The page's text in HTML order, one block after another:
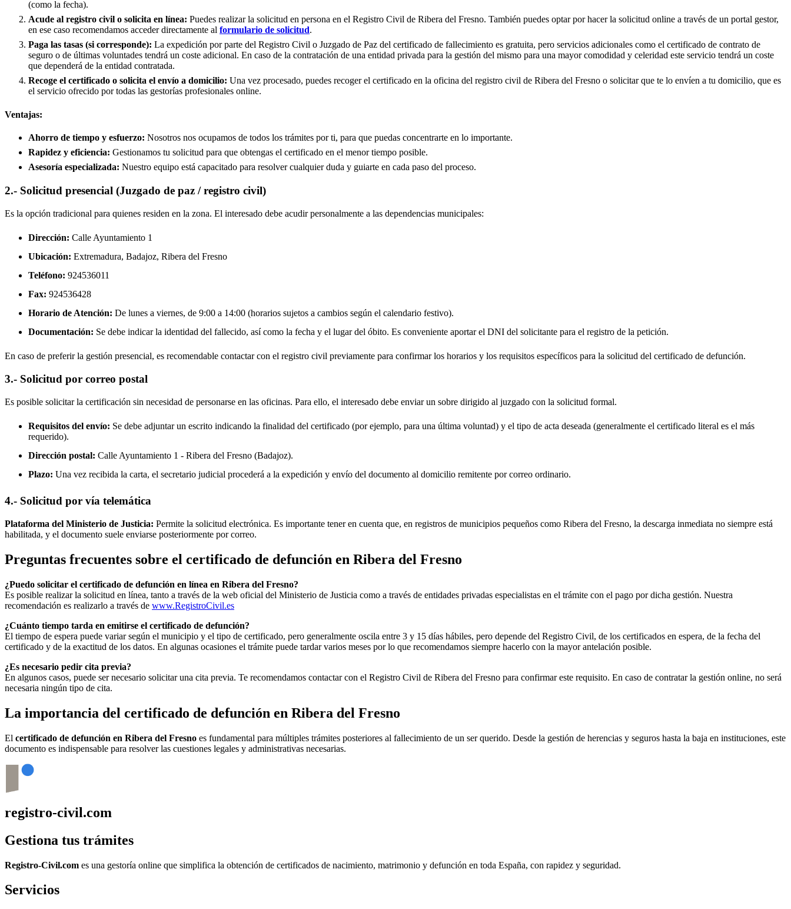
(como la fecha).
Acude al registro civil o solicita en línea: Puedes realizar la solicitud en persona en el Registro Civil de Ribera del Fresno. También puedes optar por hacer la solicitud online a través de un portal gestor,
en ese caso recomendamos acceder directamente al formulario de solicitud.
Paga las tasas (si corresponde): La expedición por parte del Registro Civil o Juzgado de Paz del certificado de fallecimiento es gratuita, pero servicios adicionales como el certificado de contrato de
seguro o de últimas voluntades tendrá un coste adicional. En caso de la contratación de una entidad privada para la gestión del mismo para una mayor comodidad y celeridad este servicio tendrá un coste
que dependerá de la entidad contratada.
Recoge el certificado o solicita el envío a domicilio: Una vez procesado, puedes recoger el certificado en la oficina del registro civil de Ribera del Fresno o solicitar que te lo envíen a tu domicilio, que es
el servicio ofrecido por todas las gestorías profesionales online.
Ventajas:
Ahorro de tiempo y esfuerzo: Nosotros nos ocupamos de todos los trámites por ti, para que puedas concentrarte en lo importante.
Rapidez y eficiencia: Gestionamos tu solicitud para que obtengas el certificado en el menor tiempo posible.
Asesoría especializada: Nuestro equipo está capacitado para resolver cualquier duda y guiarte en cada paso del proceso.
2.- Solicitud presencial (Juzgado de paz / registro civil)
Es la opción tradicional para quienes residen en la zona. El interesado debe acudir personalmente a las dependencias municipales:
Dirección: Calle Ayuntamiento 1
Ubicación: Extremadura, Badajoz, Ribera del Fresno
Teléfono: 924536011
Fax: 924536428
Horario de Atención: De lunes a viernes, de 9:00 a 14:00 (horarios sujetos a cambios según el calendario festivo).
Documentación: Se debe indicar la identidad del fallecido, así como la fecha y el lugar del óbito. Es conveniente aportar el DNI del solicitante para el registro de la petición.
En caso de preferir la gestión presencial, es recomendable contactar con el registro civil previamente para confirmar los horarios y los requisitos específicos para la solicitud del certificado de defunción.
3.- Solicitud por correo postal
Es posible solicitar la certificación sin necesidad de personarse en las oficinas. Para ello, el interesado debe enviar un sobre dirigido al juzgado con la solicitud formal.
Requisitos del envío: Se debe adjuntar un escrito indicando la finalidad del certificado (por ejemplo, para una última voluntad) y el tipo de acta deseada (generalmente el certificado literal es el más
requerido).
Dirección postal: Calle Ayuntamiento 1 - Ribera del Fresno (Badajoz).
Plazo: Una vez recibida la carta, el secretario judicial procederá a la expedición y envío del documento al domicilio remitente por correo ordinario.
4.- Solicitud por vía telemática
Plataforma del Ministerio de Justicia: Permite la solicitud electrónica. Es importante tener en cuenta que, en registros de municipios pequeños como Ribera del Fresno, la descarga inmediata no siempre está
habilitada, y el documento suele enviarse posteriormente por correo.
Preguntas frecuentes sobre el certificado de defunción en Ribera del Fresno
¿Puedo solicitar el certificado de defunción en línea en Ribera del Fresno?
Es posible realizar la solicitud en línea, tanto a través de la web oficial del Ministerio de Justicia como a través de entidades privadas especialistas en el trámite con el pago por dicha gestión. Nuestra
recomendación es realizarlo a través de www.RegistroCivil.es
¿Cuánto tiempo tarda en emitirse el certificado de defunción?
El tiempo de espera puede variar según el municipio y el tipo de certificado, pero generalmente oscila entre 3 y 15 días hábiles, pero depende del Registro Civil, de los certificados en espera, de la fecha del
certificado y de la exactitud de los datos. En algunas ocasiones el trámite puede tardar varios meses por lo que recomendamos siempre hacerlo con la mayor antelación posible.
¿Es necesario pedir cita previa?
En algunos casos, puede ser necesario solicitar una cita previa. Te recomendamos contactar con el Registro Civil de Ribera del Fresno para confirmar este requisito. En caso de contratar la gestión online, no será
necesaria ningún tipo de cita.
La importancia del certificado de defunción en Ribera del Fresno
El certificado de defunción en Ribera del Fresno es fundamental para múltiples trámites posteriores al fallecimiento de un ser querido. Desde la gestión de herencias y seguros hasta la baja en instituciones, este
documento es indispensable para resolver las cuestiones legales y administrativas necesarias.
registro-civil.com
Gestiona tus trámites
Registro-Civil.com es una gestoría online que simplifica la obtención de certificados de nacimiento, matrimonio y defunción en toda España, con rapidez y seguridad.
Servicios